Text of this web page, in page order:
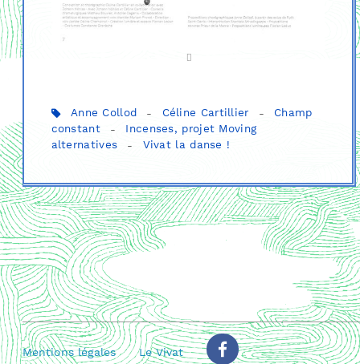
Anne Collod - Céline Cartillier -
Champ
constant
-
Incenses, projet Moving
alternatives
- Vivat la danse !
Mentions légales Le Vivat